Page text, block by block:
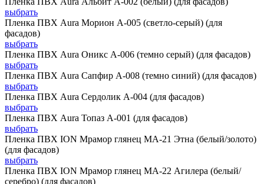
выбрать
Пленка ПВХ Aura Морион А-005 (светло-серый) (для
фасадов)
выбрать
Пленка ПВХ Aura Оникс А-006 (темно серый) (для фасадов)
выбрать
Пленка ПВХ Aura Сапфир А-008 (темно синий) (для фасадов)
выбрать
Пленка ПВХ Aura Сердолик А-004 (для фасадов)
выбрать
Пленка ПВХ Aura Топаз А-001 (для фасадов)
выбрать
Пленка ПВХ ION Мрамор глянец MA-21 Этна (белый/золото)
(для фасадов)
выбрать
Пленка ПВХ ION Мрамор глянец MA-22 Агилера (белый/
серебро) (для фасадов)